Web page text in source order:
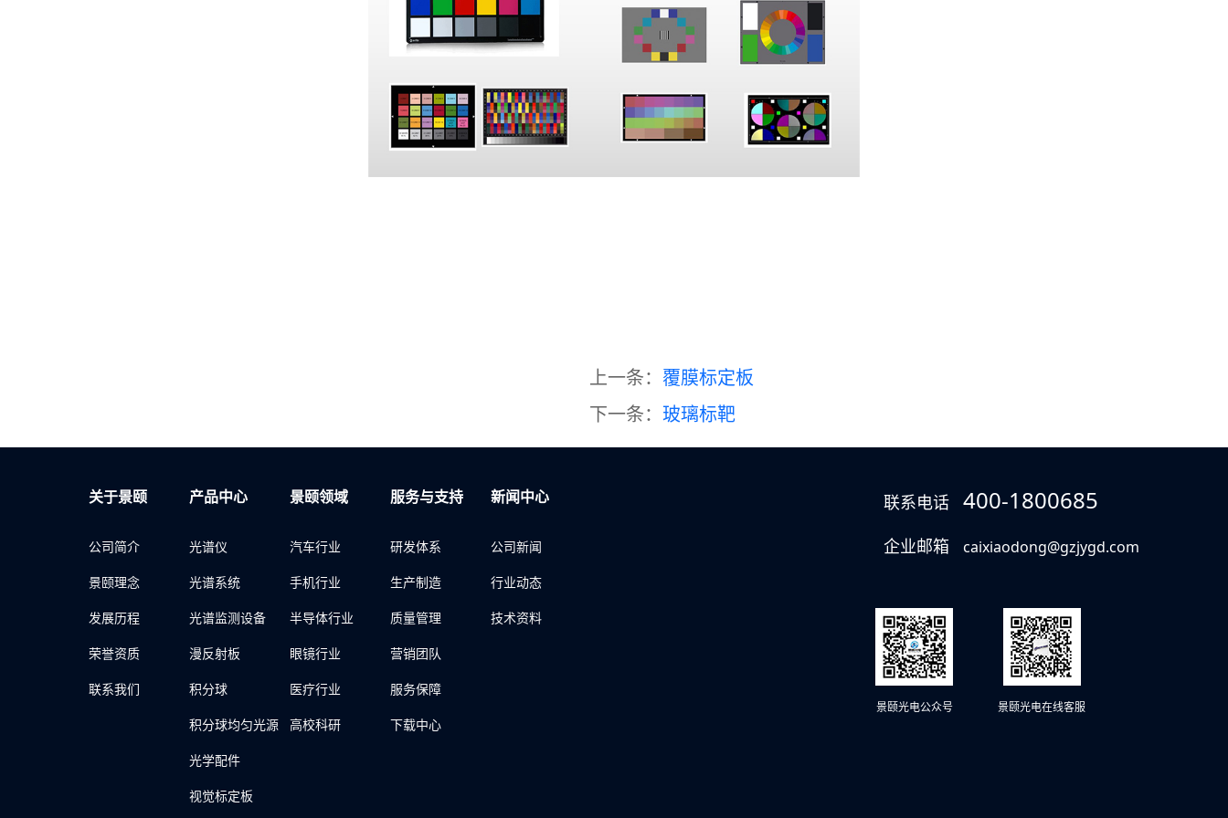
上一条： 覆膜标定板
下一条： 玻璃标靶
关于景颐
公司简介
景颐理念
发展历程
荣誉资质
联系我们
产品中心
光谱仪
光谱系统
光谱监测设备
漫反射板
积分球
积分球均匀光源
光学配件
视觉标定板
景颐领域
汽车行业
手机行业
半导体行业
眼镜行业
医疗行业
高校科研
服务与支持
研发体系
生产制造
质量管理
营销团队
服务保障
下载中心
新闻中心
公司新闻
行业动态
技术资料
联系电话 400-1800685
企业邮箱 caixiaodong@gzjygd.com
景颐光电公众号 景颐光电在线客服